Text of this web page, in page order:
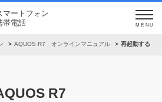
マートフォン
帯電話
MENU
AQUOS R7 オンラインマニュアル 再起動する
R7